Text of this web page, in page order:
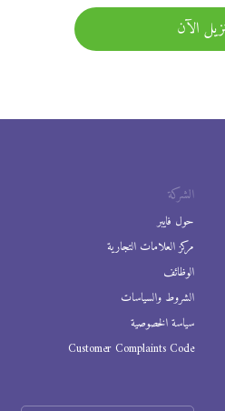
الآن
الشركة
حول فايبر
مركز العلامات التجارية
الوظائف
الشروط والسياسات
سياسة الخصوصية
Customer Complaints Code